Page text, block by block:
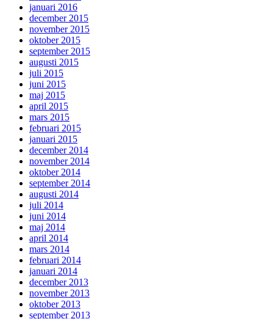
januari 2016
december 2015
november 2015
oktober 2015
september 2015
augusti 2015
juli 2015
juni 2015
maj 2015
april 2015
mars 2015
februari 2015
januari 2015
december 2014
november 2014
oktober 2014
september 2014
augusti 2014
juli 2014
juni 2014
maj 2014
april 2014
mars 2014
februari 2014
januari 2014
december 2013
november 2013
oktober 2013
september 2013